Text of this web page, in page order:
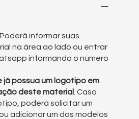
informar suas
na área ao lado ou entrar
informando o número
já possua um logotipo em
deste material . Caso
poderá solicitar um
adicionar um dos modelos